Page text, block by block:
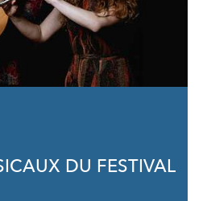
DU FESTIVAL